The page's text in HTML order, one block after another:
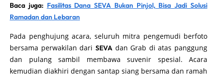
Baca juga: Fasilitas Dana SEVA Bukan Pinjol, Bisa Jadi Solusi
Ramadan dan Lebaran
Pada penghujung acara, seluruh mitra pengemudi berfoto
bersama perwakilan dari SEVAdan Grab di atas panggung
dan pulang sambil membawa suvenir spesial. Acara
kemudian diakhiri dengan santap siang bersama dan ramah